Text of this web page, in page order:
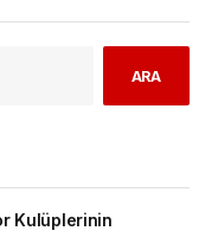
ARA
Kulüplerinin